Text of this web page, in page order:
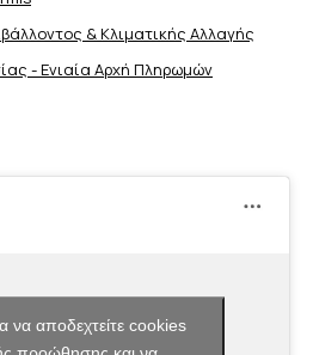
& Κλιματικής Aλλαγής
- Ενιαία Αρχή Πληρωμών
να αποδεχτείτε cookies